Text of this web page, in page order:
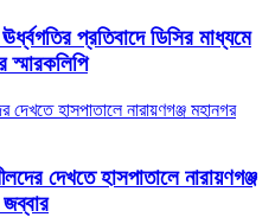
প্রতিবাদে ডিসির মাধ্যমে
স্মারকলিপি
দেখতে হাসপাতালে নারায়ণগঞ্জ